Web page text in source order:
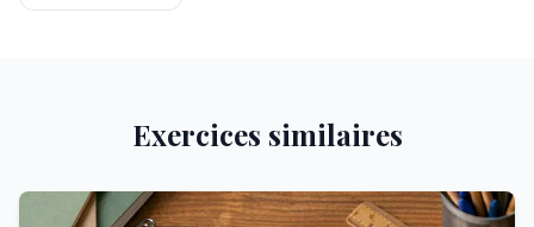
Exercices similaires